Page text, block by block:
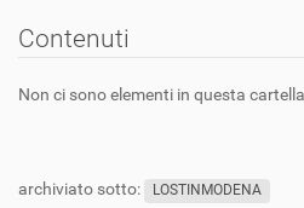
Contenuti
Non ci sono elementi in questa
archiviato sotto: LOSTINMODENA